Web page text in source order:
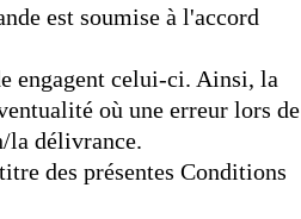
est soumise à l'accord
engagent celui-ci. Ainsi, la
où une erreur lors de
la délivrance.
des présentes Conditions